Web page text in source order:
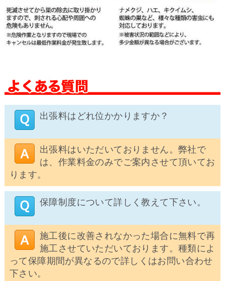
出張料はどれ位かかりますか？
出張料はいただいておりません。弊社で
は、作業料金のみでご案内させて頂いてお
ります。
保障制度について詳しく教えて下さい。
施工後に改善されなかった場合に無料で再
施工させていただいております。種類によ
って保障期間が異なるので詳しくはお問い合わせ
下さい。